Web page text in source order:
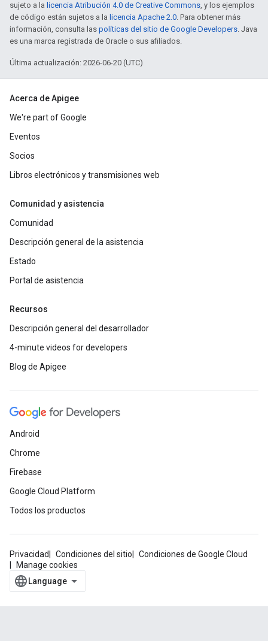
sujeto a la licencia Atribución 4.0 de Creative Commons, y los ejemplos
de código están sujetos a la licencia Apache 2.0. Para obtener más
información, consulta las políticas del sitio de Google Developers. Java
es una marca registrada de Oracle o sus afiliados.
Última actualización: 2026-06-20 (UTC)
Acerca de Apigee
We're part of Google
Eventos
Socios
Libros electrónicos y transmisiones web
Comunidad y asistencia
Comunidad
Descripción general de la asistencia
Estado
Portal de asistencia
Recursos
Descripción general del desarrollador
4-minute videos for developers
Blog de Apigee
Android
Chrome
Firebase
Google Cloud Platform
Todos los productos
Privacidad Condiciones del sitio
Condiciones de Google Cloud
Manage cookies